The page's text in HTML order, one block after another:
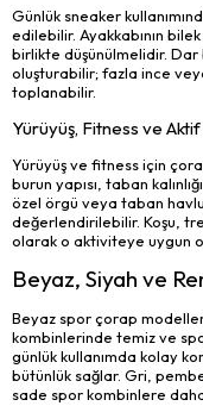
Günlük sneaker
edilebilir. Ayakkabının
birlikte düşünülmelidir. Dar
oluşturabilir; fazla ince
toplanabilir.
Yürüyüş, Fitness ve Aktif
Yürüyüş ve fitness için
burun yapısı, taban
özel örgü veya taban
değerlendirilebilir. Koşu,
olarak o aktiviteye uygun
Beyaz, Siyah ve
Beyaz spor çorap
kombinlerinde temiz ve
günlük kullanımda kolay
bütünlük sağlar. Gri,
sade spor kombinlere